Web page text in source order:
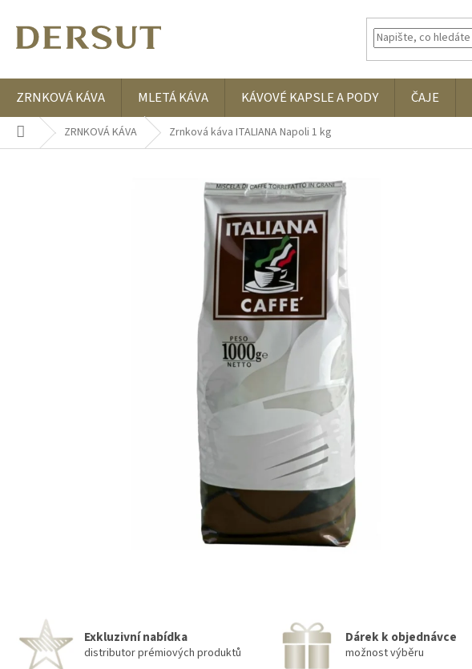
ZRNKOVÁ KÁVA MLETÁ KÁVA KÁVOVÉ KAPSLE A PODY ČAJE
Domů ZRNKOVÁ KÁVA Zrnková káva ITALIANA Napoli 1 kg
Exkluzivní nabídka
distributor prémiových produktů
Dárek k objednávce
možnost výběru